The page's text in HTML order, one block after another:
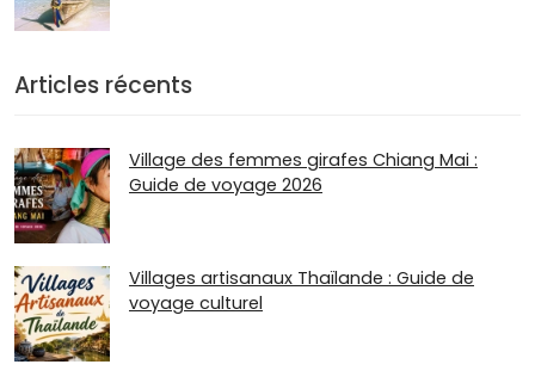
Articles récents
Village des femmes girafes Chiang Mai :
Guide de voyage 2026
Villages artisanaux Thaïlande : Guide de
voyage culturel